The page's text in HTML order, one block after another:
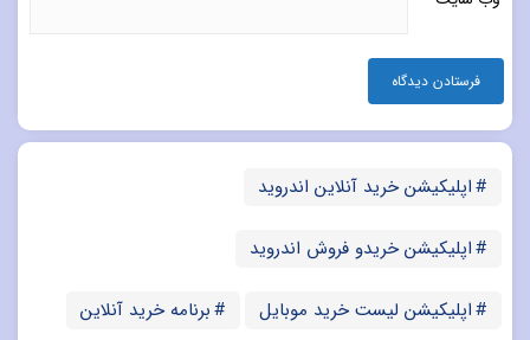
اپلیکیشن خرید آنلاین اندروید
اپلیکیشن خریدو فروش اندروید
اپلیکیشن لیست خرید موبایل برنامه خرید آنلاین